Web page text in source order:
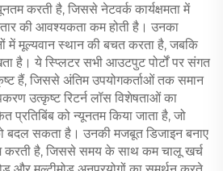
करती है, जिससे नेटवर्क कार्यक्षमता में
की आवश्यकता कम होती है। उनका
में मूल्यवान स्थान की बचत करता है, जबकि
है। ये स्प्लिटर सभी आउटपुट पोर्टों पर संगत
हैं, जिससे अंतिम उपयोगकर्ताओं तक समान
उत्कृष्ट रिटर्न लॉस विशेषताओं का
को न्यूनतम किया जाता है, जो
बदल सकता है। उनकी मजबूत डिजाइन बनाए
है, जिससे समय के साथ कम चालू खर्च